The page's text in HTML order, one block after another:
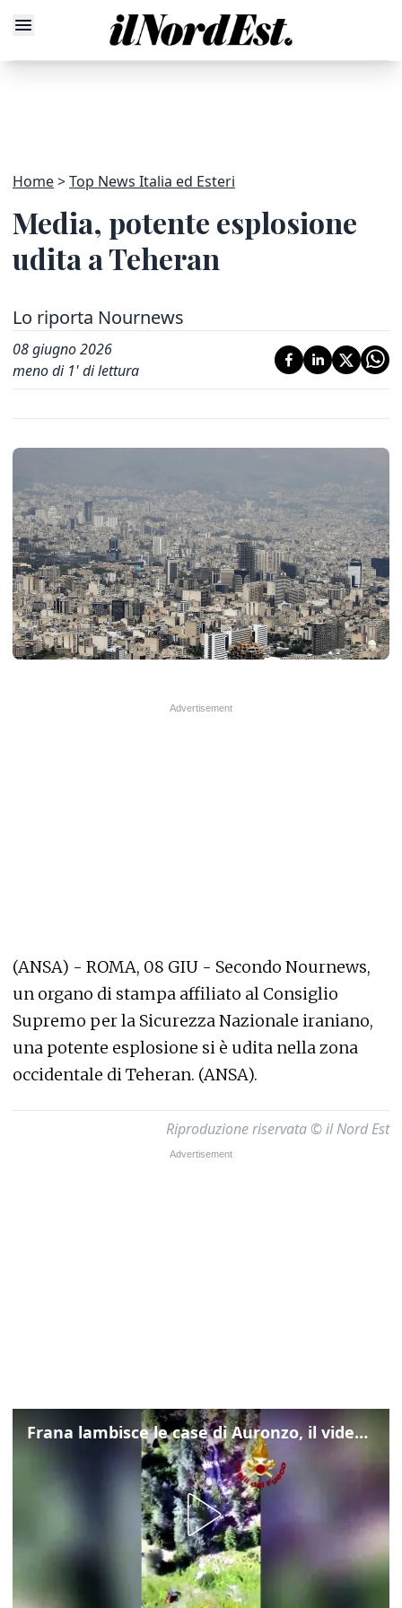
Home Top News Italia ed Esteri
Media, potente esplosione
udita a Teheran
Lo riporta Nournews
08 giugno 2026
meno di 1' di lettura
(ANSA) - ROMA, 08 GIU - Secondo Nournews,
un organo di stampa affiliato al Consiglio
Supremo per la Sicurezza Nazionale iraniano,
una potente esplosione si è udita nella zona
occidentale di Teheran. (ANSA).
Riproduzione riservata © il Nord Est
Frana lambisce le case di Auronzo, il video dall'elicottero dei vigili del fuoco